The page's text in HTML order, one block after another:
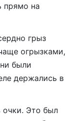
прямо на
грыз
огрызками,
были
держались в
очки. Это был